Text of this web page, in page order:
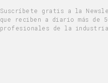
Suscríbete gratis a la
que reciben a diario más de
profesionales de la industria.